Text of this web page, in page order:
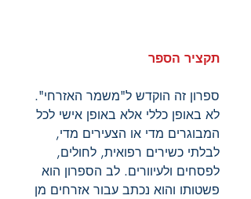
תקציר הספר
ספרון זה הוקדש ל"משמר האזרחי".
לא באופן כללי אלא באופן אישי לכל
המבוגרים מדי או הצעירים מדי,
לבלתי כשירים רפואית, לחולים,
לפסחים ולעיוורים. לב הספרון הוא
פשטותו והוא נכתב עבור אזרחים מן